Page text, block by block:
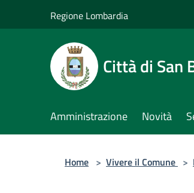
Regione Lombardia
Città di San
Amministrazione Novità
Home > Vivere il Comune >